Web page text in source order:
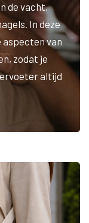
de vacht,
In deze
van
zodat je
altijd